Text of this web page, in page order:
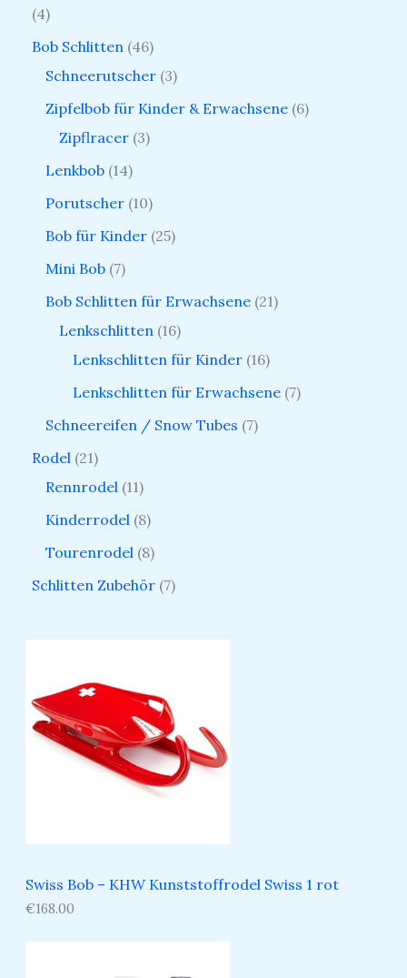
4
Bob Schlitten 46
Schneerutscher 3
Zipfelbob für Kinder & Erwachsene 6
Zipflracer 3
Lenkbob 14
Porutscher 10
Bob für Kinder 25
Mini Bob 7
Bob Schlitten für Erwachsene 21
Lenkschlitten 16
Lenkschlitten für Kinder 16
Lenkschlitten für Erwachsene 7
Schneereifen / Snow Tubes 7
Rodel 21
Rennrodel 11
Kinderrodel 8
Tourenrodel 8
Schlitten Zubehör 7
Swiss Bob – KHW Kunststoffrodel Swiss 1 rot
€168.00